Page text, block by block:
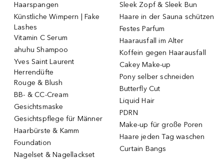
Haarspangen
Künstliche Wimpern | Fake
Lashes
Vitamin C Serum
ahuhu Shampoo
Yves Saint Laurent
Herrendüfte
Rouge & Blush
BB- & CC-Cream
Gesichtsmaske
Gesichtspflege für Männer
Haarbürste & Kamm
Foundation
Nagelset & Nagellackset
Sleek Zopf & Sleek Bun
Haare in der Sauna schützen
Festes Parfum
Haarausfall im Alter
Koffein gegen Haarausfall
Cakey Make-up
Pony selber schneiden
Butterfly Cut
Liquid Hair
PDRN
Make-up für große Poren
Haare jeden Tag waschen
Curtain Bangs